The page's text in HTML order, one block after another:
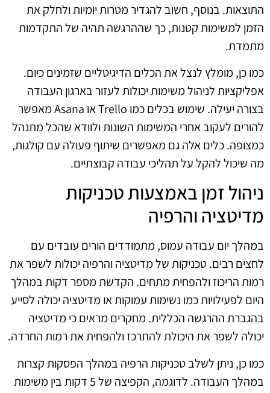
התוצאות. בנוסף, חשוב להגדיר מטרות יומיות ולחלק את
הזמן למשימות קטנות, כך שההרגשה תהיה של התקדמות
מתמדת.
כמו כן, מומלץ לנצל את הכלים הדיגיטליים שזמינים כיום.
אפליקציות לניהול משימות יכולות לעזור בארגון העבודה
בצורה יעילה. שימוש בכלים כמו Trello או Asana מאפשר
להורים לעקוב אחרי המשימות השונות ולוודא שהכל מתנהל
כמצופה. כלים אלה גם מאפשרים שיתוף פעולה עם קולגות,
מה שיכול להקל על תהליכי עבודה קבוצתיים.
ניהול זמן באמצעות טכניקות
מדיטציה והרפיה
במהלך יום עבודה עמוס, מתמודדים הורים עובדים עם
לחצים רבים. טכניקות של מדיטציה והרפיה יכולות לשפר את
רמות הריכוז ולהפחית מתחים. הקדשת מספר דקות במהלך
היום לפעילויות כמו נשימות עמוקות או מדיטציה יכולה לסייע
בהגברת ההרגשה הכללית. מחקרים מראים כי מדיטציה
יכולה לשפר את היכולת להתרכז ולהפחית את רמות החרדה.
כמו כן, ניתן לשלב טכניקות הרפיה במהלך הפסקות קצרות
במהלך העבודה. לדוגמה, הקפיצה של 5 דקות בין משימות